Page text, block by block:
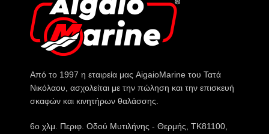
Από το 1997 η εταιρεία μας AigaioMarine του Τατά
Νικόλαου, ασχολείται με την πώληση και την επισκευή
σκαφών και κινητήρων θαλάσσης.
6o χλμ. Περιφ. Οδού Μυτιλήνης - Θερμής, ΤΚ81100,